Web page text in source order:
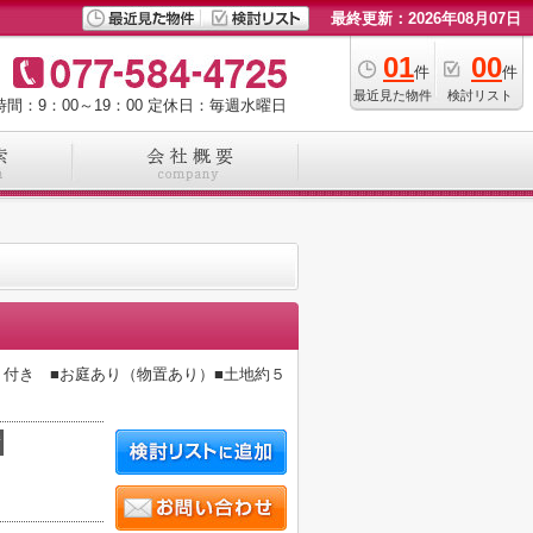
最終更新：2026年08月07日
01件
最近見た物件
00件
検討リスト
間：9：00～19：00 定休日：毎週水曜日
き ■お庭あり（物置あり）■土地約５